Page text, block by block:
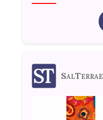
SalTerrae